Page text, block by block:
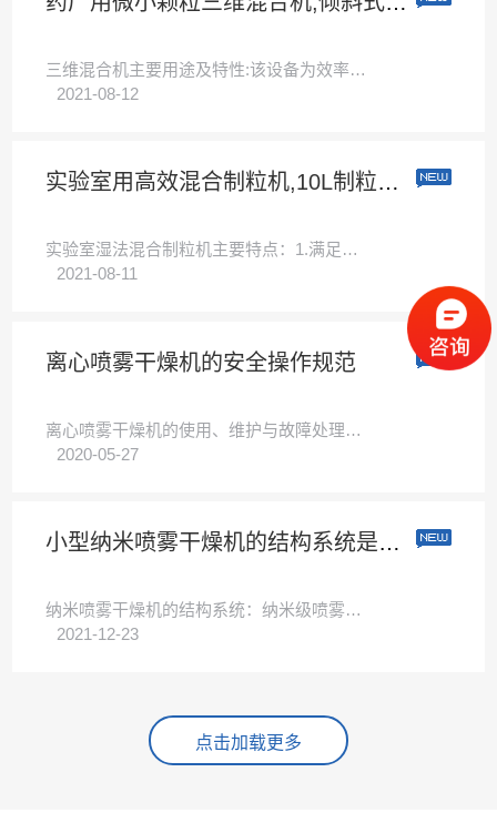
三维混合机主要用途及特性:该设备为效率高混合机器设备，可用以制药业、食品类、化工厂、轻工业、机械设备、电子器件、矿冶、国防科技、科学研究等机关事业单位的粉末状物料的高匀称度混合。物料在混合全过程中无向···
2021-08-12
实验室用高效混合制粒机,10L制粒锅体湿法混合制粒机
实验室湿法混合制粒机主要特点：1.满足批量需求：同台高效湿法制粒机设备,可更换不同容积的锅体，满足试验批量，且锅体设计等比放大。2.换锅方便快捷：制粒锅一体化设计，换锅无需拆桨。3.具备无气喷雾功能：···
2021-08-11
离心喷雾干燥机的安全操作规范
离心喷雾干燥机的使用、维护与故障处理在使用离心喷雾干燥机前应作如下检查：1、检查离心喷雾干燥机的各个装置的轴承和密封部分连接处有无松动；2、检查各个机械部件的润滑油状况以及各个水、风、浆管阀口等是否处···
2020-05-27
小型纳米喷雾干燥机的结构系统是什么样的
纳米喷雾干燥机的结构系统：纳米级喷雾干燥仪功能原理是干燥气体进入层流从顶部进入干燥室，加热到设定温度的压电驱动喷嘴产生的超细滴，这是温和干燥的固体颗粒干燥的固体颗粒带电，在收集电极干燥气体出口的喷雾干···
2021-12-23
点击加载更多